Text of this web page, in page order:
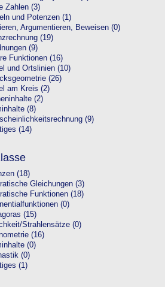
Zahlen (3)
und Potenzen (1)
Argumentieren, Beweisen (0)
(19)
(9)
Funktionen (16)
und Ortslinien (10)
(26)
am Kreis (2)
(2)
(8)
(9)
(14)
(18)
Gleichungen (3)
Funktionen (18)
(0)
(15)
Strahlensätze (0)
(16)
(0)
(0)
(1)